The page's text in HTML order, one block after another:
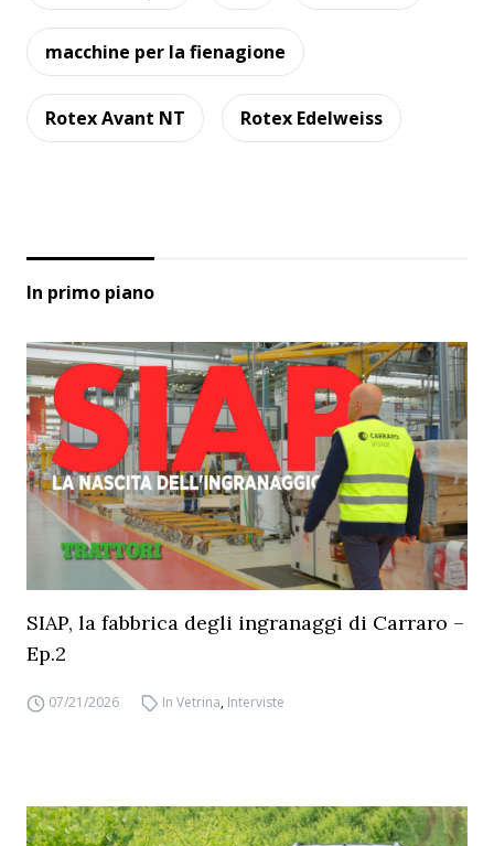
macchine per la fienagione
Rotex Avant NT Rotex Edelweiss
In primo piano
SIAP, la fabbrica degli ingranaggi di Carraro –
Ep.2
07/21/2026 In Vetrina, Interviste